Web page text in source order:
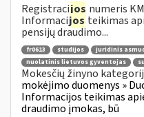
Registracijos numeris
Informacijosteikimas
pensijų draudimo...
fr0613 studijos juridinis
nuolatinis lietuvos gyventojas
Mokesčių žinyno
mokėjimo duomenys »
Informacijos teikimas
draudimo įmokas, bū